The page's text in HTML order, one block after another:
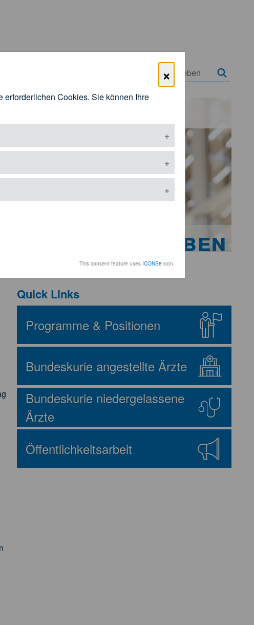
×
erforderlichen Cookies. Sie können Ihre
This consent feature uses ICONS8 icon.
Aufgaben
Quick Links
Programme & Positionen
Bundeskurie angestellte Ärzte
Bundeskurie niedergelassene
Ärzte
Öffentlichkeitsarbeit